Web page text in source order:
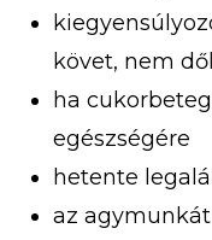
követ, nem
ha
egészségére
hetente
az